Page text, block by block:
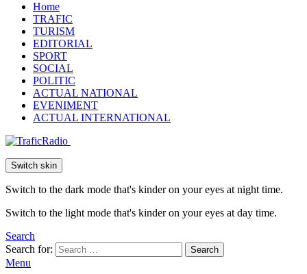
Home
TRAFIC
TURISM
EDITORIAL
SPORT
SOCIAL
POLITIC
ACTUAL NATIONAL
EVENIMENT
ACTUAL INTERNATIONAL
Switch skin
Switch to the dark mode that's kinder on your eyes at night time.
Switch to the light mode that's kinder on your eyes at day time.
Search
Search for:
Search
Menu